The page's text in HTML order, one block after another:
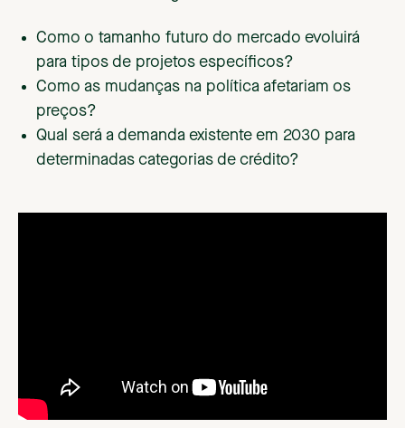
Como o tamanho futuro do mercado evoluirá
para tipos de projetos específicos?
Como as mudanças na política afetariam os
preços?
Qual será a demanda existente em 2030 para
determinadas categorias de crédito?